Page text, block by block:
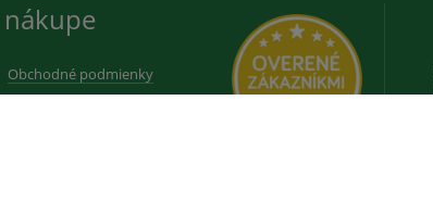
Obchodné podmienky